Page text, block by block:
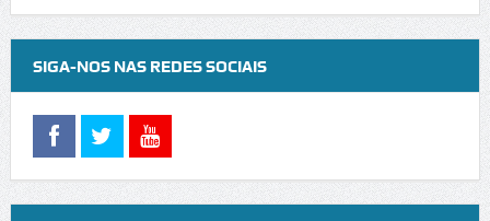
SIGA-NOS NAS REDES SOCIAIS